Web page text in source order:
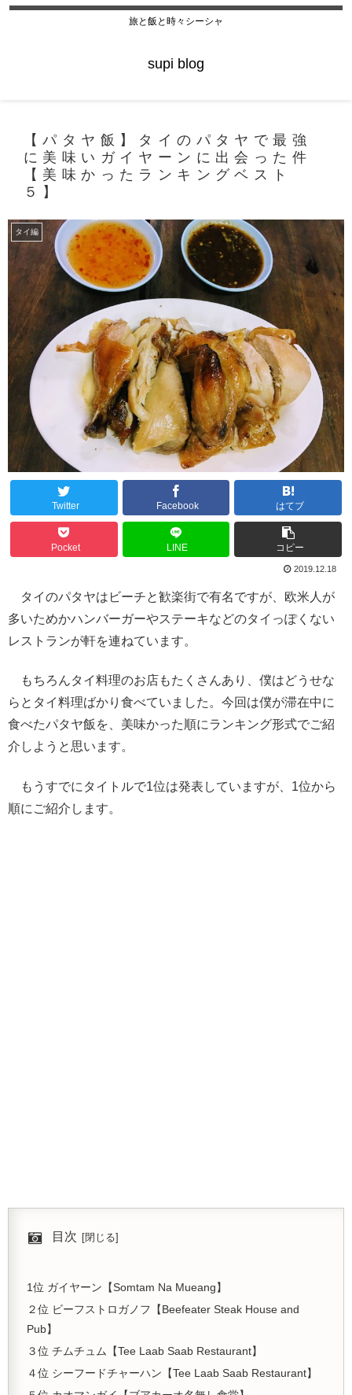
旅と飯と時々シーシャ
supi blog
【パタヤ飯】タイのパタヤで最強
に美味いガイヤーンに出会った件
【美味かったランキングベスト
５】
タイ編
Twitter Facebook はてブ
Pocket LINE コピー
2019.12.18
タイのパタヤはビーチと歓楽街で有名ですが、欧米人が
多いためかハンバーガーやステーキなどのタイっぽくない
レストランが軒を連ねています。
もちろんタイ料理のお店もたくさんあり、僕はどうせな
らとタイ料理ばかり食べていました。今回は僕が滞在中に
食べたパタヤ飯を、美味かった順にランキング形式でご紹
介しようと思います。
もうすでにタイトルで1位は発表していますが、1位から
順にご紹介します。
目次
1位 ガイヤーン【Somtam Na Mueang】
２位 ビーフストロガノフ【Beefeater Steak House and
Pub】
３位 チムチュム【Tee Laab Saab Restaurant】
４位 シーフードチャーハン【Tee Laab Saab Restaurant】